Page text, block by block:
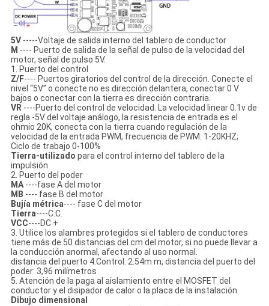
5V-----Voltaje de salida interno del tablero de conductor
M ---- Puerto de salida de la señal de pulso de la velocidad del
motor, señal de pulso 5V.
1. Puerto del control
Z/F---- Puertos giratorios del control de la dirección. Conecte el
nivel “5V” o conecte no es dirección delantera, conectar 0 V
bajos o conectar con la tierra es dirección contraria.
VR----Puerto del control de velocidad. La velocidad linear 0.1v de
regla -5V del voltaje análogo, la resistencia de entrada es el
ohmio 20K, conecta con la tierra cuando regulación de la
velocidad de la entrada PWM, frecuencia de PWM: 1-20KHZ;
Ciclo de trabajo 0-100%
Tierra-utilizado para el control interno del tablero de la
impulsión
2. Puerto del poder
MA----fase A del motor
MB ---- fase B del motor
Bujía métrica---- fase C del motor
Tierra----C.C.
VCC----DC +
3. Utilice los alambres protegidos si el tablero de conductores
tiene más de 50 distancias del cm del motor, si no puede llevar a
la conducción anormal, afectando al uso normal.
distancia del puerto 4.Control: 2.54m m, distancia del puerto del
poder: 3,96 milímetros
5. Atención de la paga al aislamiento entre el MOSFET del
conductor y el disipador de calor o la placa de la instalación.
Dibujo dimensional